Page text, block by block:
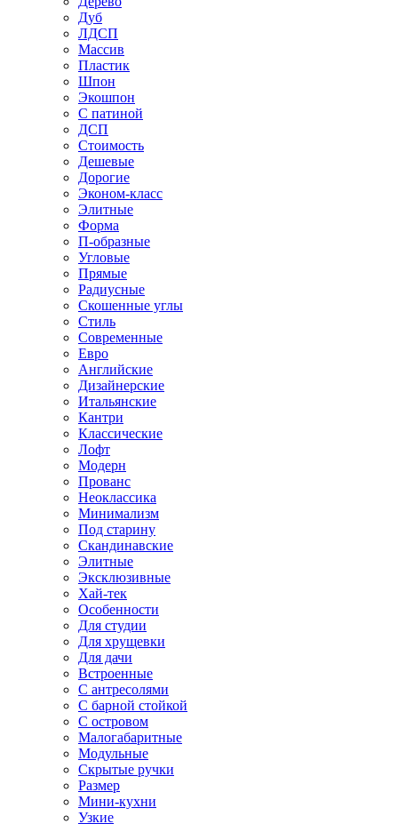
Дуб
ЛДСП
Массив
Пластик
Шпон
Экошпон
С патиной
ДСП
Стоимость
Дешевые
Дорогие
Эконом-класс
Элитные
Форма
П-образные
Угловые
Прямые
Радиусные
Скошенные углы
Стиль
Современные
Евро
Английские
Дизайнерские
Итальянские
Кантри
Классические
Лофт
Модерн
Прованс
Неоклассика
Минимализм
Под старину
Скандинавские
Элитные
Эксклюзивные
Хай-тек
Особенности
Для студии
Для хрущевки
Для дачи
Встроенные
С антресолями
С барной стойкой
С островом
Малогабаритные
Модульные
Скрытые ручки
Размер
Мини-кухни
Узкие